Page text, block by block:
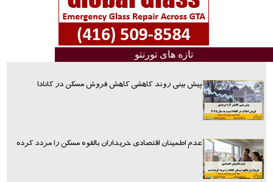
تازه های تورنتو
پیش بینی روند کاهشی کاهش فروش مسکن در کانادا
عدم اطمینان اقتصادی خریداران بالقوه مسکن را مردد کرده